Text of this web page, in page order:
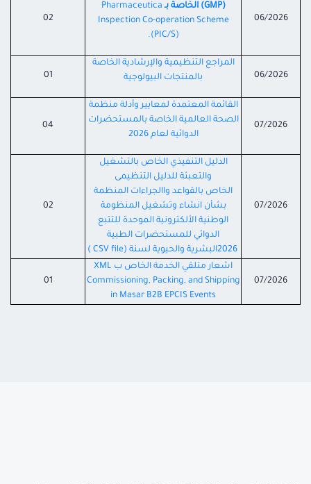
06/2026
(GMP) الخاصة بـ
Pharmaceutica
Inspection Co-operation Scheme
(PIC/S).
02
06/2026
المراجع التنظيمية والإرشادية الخاصة
بالمنتجات البيولوجية
01
07/2026
القائمة المعتمدة لمعايير وأدلة منظمة
الصحة العالمية الخاصة بالمستحضرات
الدوائية لعام 2026
04
07/2026
الدليل التنفيذي الخاص بالتشغيل
والتعبئة للدليل التنظيمى
الخاص بالقواعد واالجراءات المنظمة
بشأن انشاء وتشغيل المنظومة
الوطنية الألكترونية الموحدة للتتبع
الدوائي للمستحضرات الطبية
2026البشرية والحيوية لسنة (CSV file )
02
07/2026
اشعار متلقي الخدمة الخاص ب XML
Commissioning, Packing, and Shipping
in Masar B2B EPCIS Events
01